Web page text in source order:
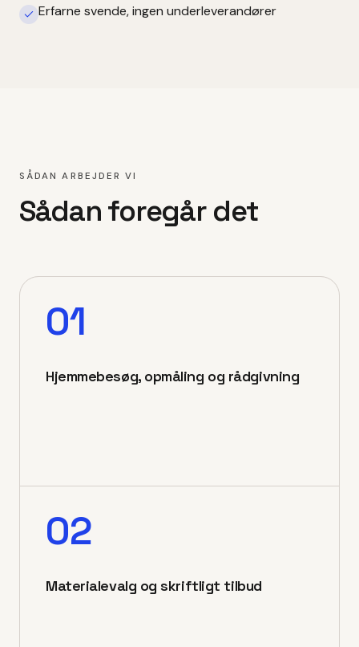
Erfarne svende, ingen underleverandører
SÅDAN ARBEJDER VI
Sådan foregår det
01
Hjemmebesøg, opmåling og rådgivning
02
Materialevalg og skriftligt tilbud